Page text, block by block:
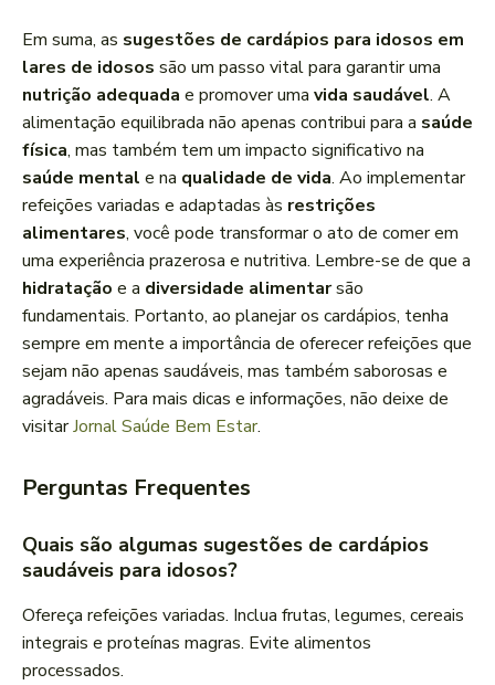
Em suma, as sugestões de cardápios para idosos em
lares de idosos são um passo vital para garantir uma
nutrição adequada e promover uma vida saudável. A
alimentação equilibrada não apenas contribui para a saúde
física, mas também tem um impacto significativo na
saúde mental e na qualidade de vida. Ao implementar
refeições variadas e adaptadas às restrições
alimentares, você pode transformar o ato de comer em
uma experiência prazerosa e nutritiva. Lembre-se de que a
hidratação e a diversidade alimentarsão
fundamentais. Portanto, ao planejar os cardápios, tenha
sempre em mente a importância de oferecer refeições que
sejam não apenas saudáveis, mas também saborosas e
agradáveis. Para mais dicas e informações, não deixe de
visitarJornal Saúde Bem Estar.
Perguntas Frequentes
Quais são algumas sugestões de cardápios
saudáveis para idosos?
Ofereça refeições variadas. Inclua frutas, legumes, cereais
integrais e proteínas magras. Evite alimentos
processados.